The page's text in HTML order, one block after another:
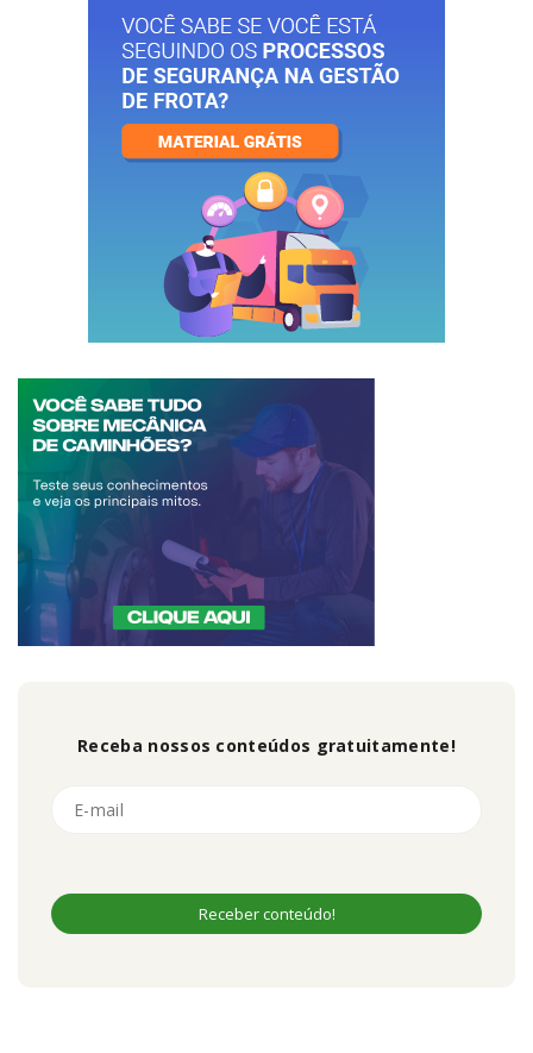
Receba nossos conteúdos gratuitamente!